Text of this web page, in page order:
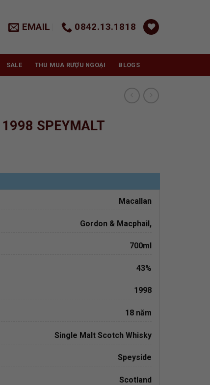
EMAIL 0842.13.1818
SALE THU MUA RƯỢU NGOẠI BLOGS
SPEYMALT
Macallan
Gordon & Macphail,
700ml
43%
1998
18 năm
Single Malt Scotch Whisky
Speyside
Scotland